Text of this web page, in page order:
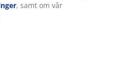
, samt om vår